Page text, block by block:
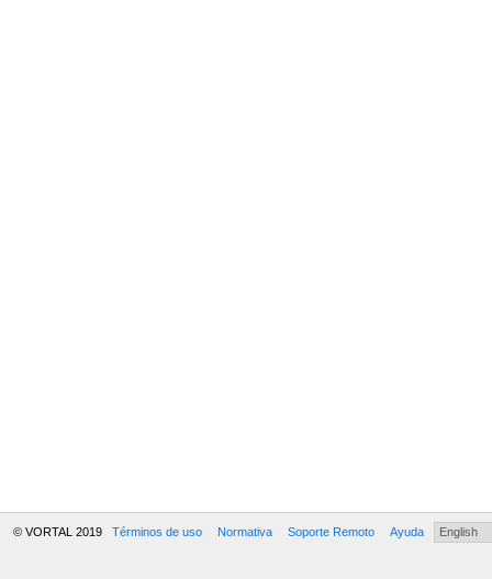
© VORTAL 2019 Términos de uso Normativa Soporte Remoto Ayuda